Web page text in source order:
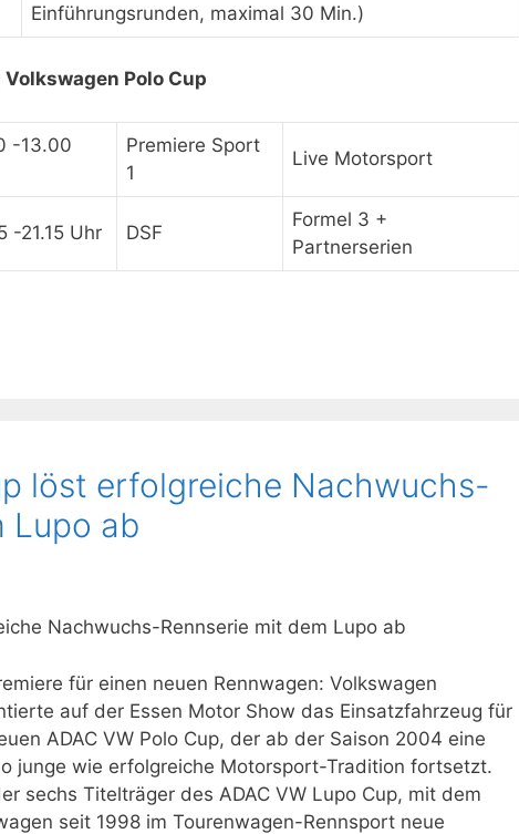
Einführungsrunden, maximal 30 Min.)
Polo Cup
-13.00
Premiere Sport
1
Live Motorsport
-21.15 Uhr DSF
Formel 3 +
Partnerserien
löst erfolgreiche Nachwuchs-
Lupo ab
Nachwuchs-Rennserie mit dem Lupo ab
für einen neuen Rennwagen: Volkswagen
auf der Essen Motor Show das Einsatzfahrzeug für
ADAC VW Polo Cup, der ab der Saison 2004 eine
junge wie erfolgreiche Motorsport-Tradition fortsetzt.
sechs Titelträger des ADAC VW Lupo Cup, mit dem
seit 1998 im Tourenwagen-Rennsport neue